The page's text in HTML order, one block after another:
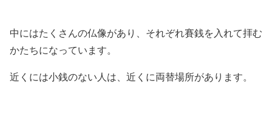
中にはたくさんの仏像があり、それぞれ賽銭を入れて拝む
かたちになっています。
近くには小銭のない人は、近くに両替場所があります。